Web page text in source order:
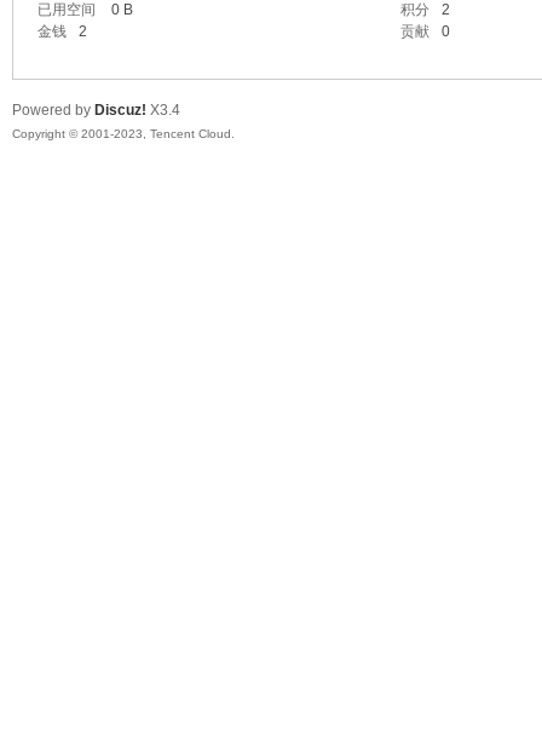
已用空间
0 B 积分
2
金钱
2 贡献 0
Powered by Discuz! X3.4
Copyright © 2001-2023, Tencent Cloud.